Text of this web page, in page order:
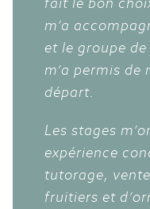
m’a
et le groupe
m’a permis de
départ.
Les stages
expérience
tutorage,
fruitiers et